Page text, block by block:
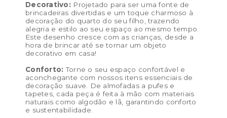
Decorativo: Projetado para ser uma fonte de
brincadeiras divertidas e um toque charmoso à
decoração do quarto do seu filho, trazendo
alegria e estilo ao seu espaço ao mesmo tempo.
Este desenho cresce com as crianças, desde a
hora de brincar até se tornar um objeto
decorativo em casa!
Conforto: Torne o seu espaço confortável e
aconchegante com nossos itens essenciais de
decoração suave. De almofadas a pufes e
tapetes, cada peça é feita à mão com materiais
naturais como algodão e lã, garantindo conforto
e sustentabilidade.